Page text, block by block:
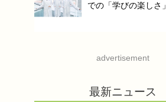
での「学びの楽しさ」
advertisement
最新ニュース